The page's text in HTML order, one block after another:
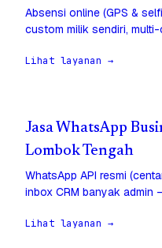
Absensi online (GPS &
custom milik sendiri, multi-
Lihat layanan →
Jasa WhatsApp
Lombok Tengah
WhatsApp API resmi
inbox CRM banyak admin
Lihat layanan →